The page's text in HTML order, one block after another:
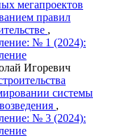
мегапроектов
правил
,
№ 1 (2024):
Игоревич
системы
,
№ 3 (2024):